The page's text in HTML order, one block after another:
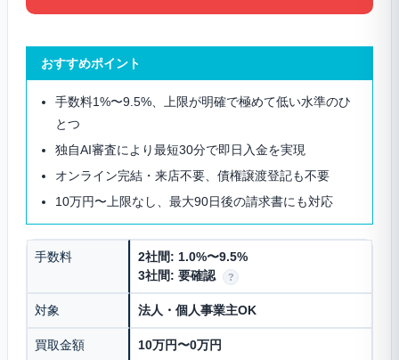
おすすめポイント
手数料1%〜9.5%、上限が明確で極めて低い水準のひ
とつ
独自AI審査により最短30分で即日入金を実現
オンライン完結・来店不要、債権譲渡登記も不要
10万円〜上限なし、最大90日後の請求書にも対応
手数料
2社間: 1.0%〜9.5%
3社間: 要確認
?
対象 法人・個人事業主OK
買取金額 10万円〜0万円